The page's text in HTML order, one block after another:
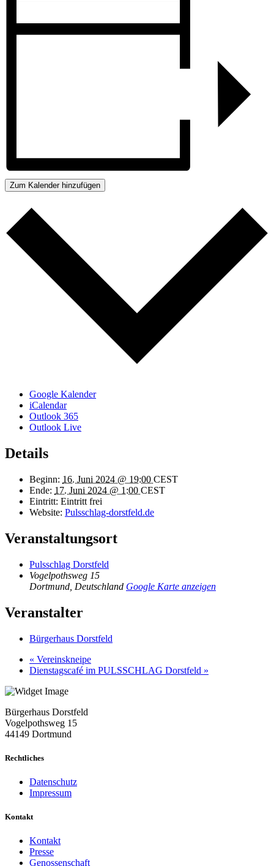
Zum Kalender hinzufügen
Google Kalender
iCalendar
Outlook 365
Outlook Live
Details
Beginn: 16. Juni 2024 @ 19:00 CEST
Ende: 17. Juni 2024 @ 1:00 CEST
Eintritt: Eintritt frei
Website: Pulsschlag-dorstfeld.de
Veranstaltungsort
Pulsschlag Dorstfeld
Vogelpothsweg 15
Dortmund Deutschland Google Karte anzeigen
Veranstalter
Bürgerhaus Dorstfeld
« Vereinskneipe
Dienstagscafé im PULSSCHLAG Dorstfeld »
Bürgerhaus Dorstfeld
Vogelpothsweg 15
44149 Dortmund
Rechtliches
Datenschutz
Impressum
Kontakt
Kontakt
Presse
Genossenschaft